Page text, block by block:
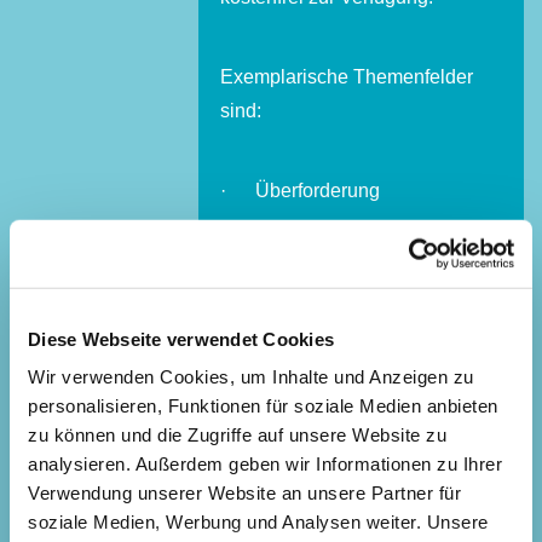
Diese Webseite verwendet Cookies
Wir verwenden Cookies, um Inhalte und Anzeigen zu
personalisieren, Funktionen für soziale Medien anbieten
zu können und die Zugriffe auf unsere Website zu
analysieren. Außerdem geben wir Informationen zu Ihrer
Verwendung unserer Website an unsere Partner für
soziale Medien, Werbung und Analysen weiter. Unsere
Exemplarische Themenfelder
sind:
· Überforderung
und Eltern
· Leben, Tod und Sterben
· Generationenkonflikte u.v.m.
Gerne können Sie mit
individuellen Anliegen und